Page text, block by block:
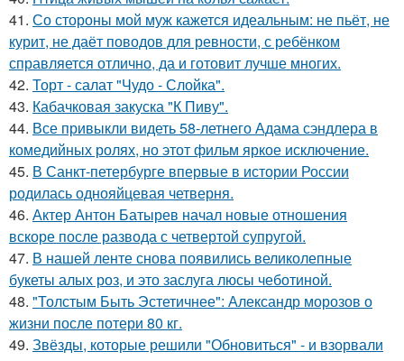
41. Со стороны мой муж кажется идеальным: не пьёт, не
курит, не даёт поводов для ревности, с ребёнком
справляется отлично, да и готовит лучше многих.
42. Торт - салат "Чудо - Слойка".
43. Кабачковая закуска "К Пиву".
44. Все привыкли видеть 58-летнего Адама сэндлера в
комедийных ролях, но этот фильм яркое исключение.
45. В Санкт-петербурге впервые в истории России
родилась однояйцевая четверня.
46. Актер Антон Батырев начал новые отношения
вскоре после развода с четвертой супругой.
47. В нашей ленте снова появились великолепные
букеты алых роз, и это заслуга люсы чеботиной.
48. "Толстым Быть Эстетичнее": Александр морозов о
жизни после потери 80 кг.
49. Звёзды, которые решили "Обновиться" - и взорвали